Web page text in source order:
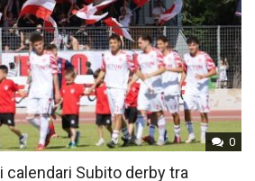
0
calendari Subito derby tra